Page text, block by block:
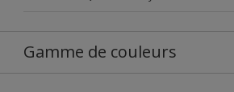
Gamme de couleurs